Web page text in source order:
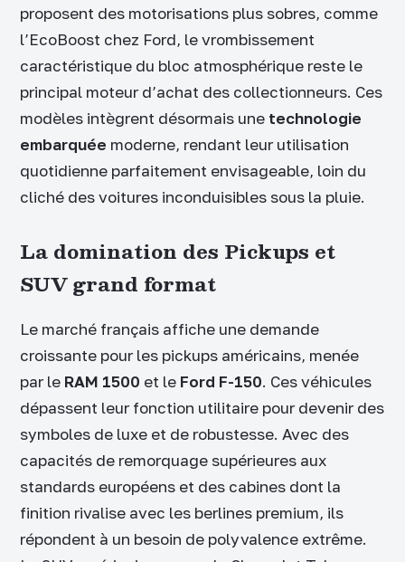
proposent des motorisations plus sobres, comme
l’EcoBoost chez Ford, le vrombissement
caractéristique du bloc atmosphérique reste le
principal moteur d’achat des collectionneurs. Ces
modèles intègrent désormais une technologie
embarquée moderne, rendant leur utilisation
quotidienne parfaitement envisageable, loin du
cliché des voitures inconduisibles sous la pluie.
La domination des Pickups et
SUV grand format
Le marché français affiche une demande
croissante pour les pickups américains, menée
par le RAM 1500 et le Ford F-150. Ces véhicules
dépassent leur fonction utilitaire pour devenir des
symboles de luxe et de robustesse. Avec des
capacités de remorquage supérieures aux
standards européens et des cabines dont la
finition rivalise avec les berlines premium, ils
répondent à un besoin de polyvalence extrême.